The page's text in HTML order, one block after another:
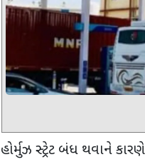
હોર્મુઝ સ્ટ્રેટ બંધ થવાને